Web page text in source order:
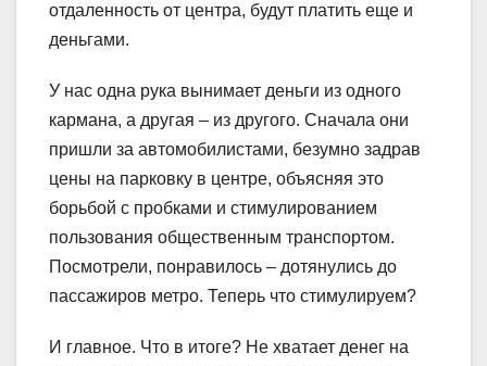
отдаленность от центра, будут платить еще и
деньгами.
У нас одна рука вынимает деньги из одного
кармана, а другая – из другого. Сначала они
пришли за автомобилистами, безумно задрав
цены на парковку в центре, объясняя это
борьбой с пробками и стимулированием
пользования общественным транспортом.
Посмотрели, понравилось – дотянулись до
пассажиров метро. Теперь что стимулируем?
И главное. Что в итоге? Не хватает денег на